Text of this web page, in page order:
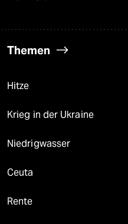
Themen
Hitze
Krieg in der Ukraine
Niedrigwasser
Ceuta
Rente